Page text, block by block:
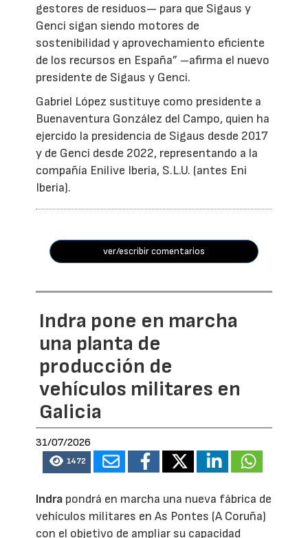
gestores de residuos— para que Sigaus y
Genci sigan siendo motores de
sostenibilidad y aprovechamiento eficiente
de los recursos en España” –afirma el nuevo
presidente de Sigaus y Genci.
Gabriel López sustituye como presidente a
Buenaventura González del Campo, quien ha
ejercido la presidencia de Sigaus desde 2017
y de Genci desde 2022, representando a la
compañía Enilive Iberia, S.L.U. (antes Eni
Iberia).
ver/escribir comentarios
Indra pone en marcha
una planta de
producción de
vehículos militares en
Galicia
31/07/2026
1472
Indra pondrá en marcha una nueva fábrica de
vehículos militares en As Pontes (A Coruña)
con el objetivo de ampliar su capacidad